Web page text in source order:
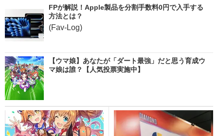
FPが解説！Apple製品を分割手数料0円で入手する
方法とは？
(Fav-Log)
【ウマ娘】あなたが「ダート最強」だと思う育成ウ
マ娘は誰？【人気投票実施中】